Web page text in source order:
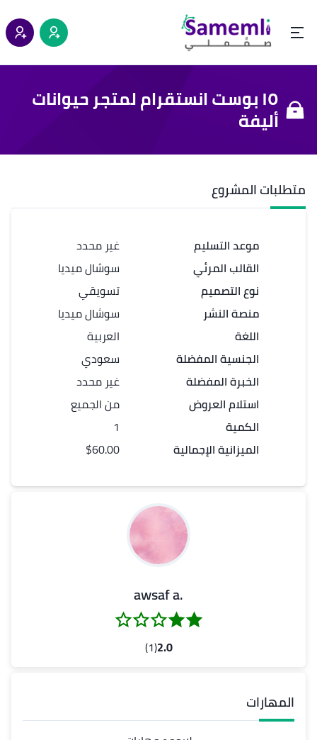
١٥ بوست انستقرام لمتجر حيوانات
أليفة
متطلبات المشروع
موعد التسليم
القالب المرئي
نوع التصميم
منصة النشر
اللغة
الجنسية المفضلة
الخبرة المفضلة
استلام العروض
الكمية
الميزانية الإجمالية
غير محدد
سوشال ميديا
تسويقي
سوشال ميديا
العربية
سعودي
غير محدد
من الجميع
1
$60.00
.awsaf a
2.0
(1)
المهارات